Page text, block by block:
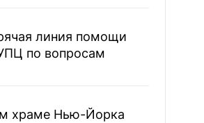
линия помощи
по вопросам
храме Нью-Йорка